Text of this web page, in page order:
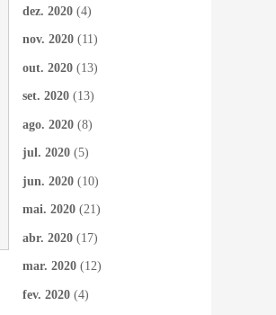
dez. 2020 (4)
nov. 2020 (11)
out. 2020 (13)
set. 2020 (13)
ago. 2020 (8)
jul. 2020 (5)
jun. 2020 (10)
mai. 2020 (21)
abr. 2020 (17)
mar. 2020 (12)
fev. 2020 (4)